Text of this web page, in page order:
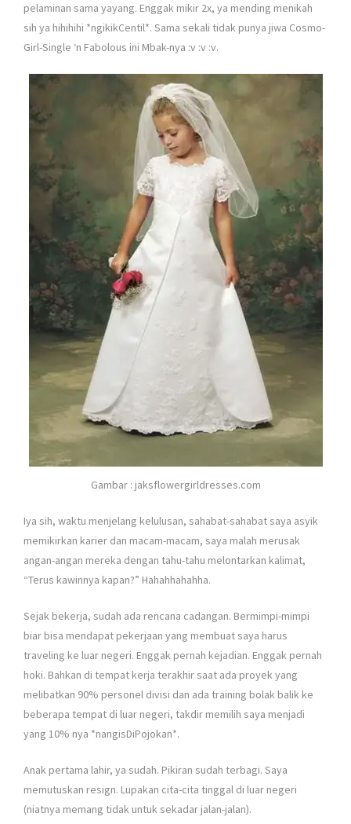
pelaminan sama yayang. Enggak mikir 2x, ya mending menikah
sih ya hihihihi *ngikikCentil*. Sama sekali tidak punya jiwa Cosmo-
Girl-Single ‘n Fabolous ini Mbak-nya :v :v :v.
Gambar : jaksflowergirldresses.com
Iya sih, waktu menjelang kelulusan, sahabat-sahabat saya asyik
memikirkan karier dan macam-macam, saya malah merusak
angan-angan mereka dengan tahu-tahu melontarkan kalimat,
“Terus kawinnya kapan?” Hahahhahahha.
Sejak bekerja, sudah ada rencana cadangan. Bermimpi-mimpi
biar bisa mendapat pekerjaan yang membuat saya harus
traveling ke luar negeri. Enggak pernah kejadian. Enggak pernah
hoki. Bahkan di tempat kerja terakhir saat ada proyek yang
melibatkan 90% personel divisi dan ada training bolak balik ke
beberapa tempat di luar negeri, takdir memilih saya menjadi
yang 10% nya *nangisDiPojokan*.
Anak pertama lahir, ya sudah. Pikiran sudah terbagi. Saya
memutuskan resign. Lupakan cita-cita tinggal di luar negeri
(niatnya memang tidak untuk sekadar jalan-jalan).